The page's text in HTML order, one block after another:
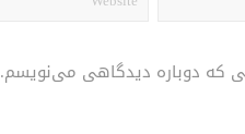
که دوباره دیدگاهی می‌نویسم.